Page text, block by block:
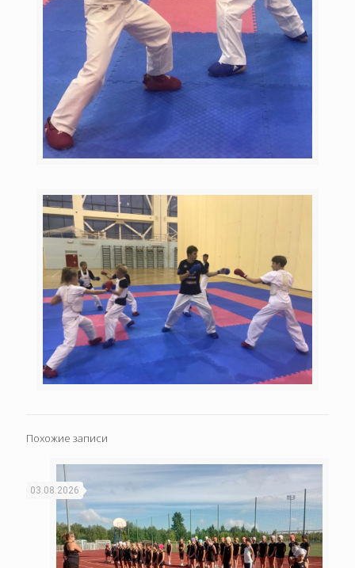
Похожие записи
03.08.2026